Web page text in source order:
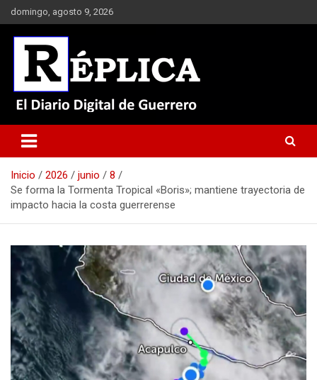
Saltar
al
contenido
domingo, agosto 9, 2026
Réplica
Inicio 2026 junio
8
Se forma la Tormenta Tropical «Boris»; mantiene trayectoria de
impacto hacia la costa guerrerense